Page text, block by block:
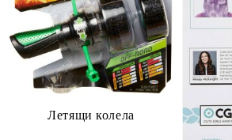
Летящи колела